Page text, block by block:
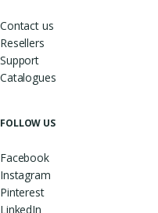
Contact us
Resellers
Support
Catalogues
FOLLOW US
Facebook
Instagram
Pinterest
LinkedIn